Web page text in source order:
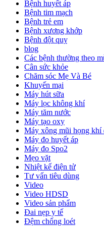
Bệnh huyết áp
Bệnh tim mạch
Bệnh trẻ em
Bệnh xương khớp
Bệnh đột quỵ
blog
Các bệnh thường theo
Cân sức khỏe
Chăm sóc Mẹ Và Bé
Khuyến mại
Máy hút sữa
Máy lọc không khí
Máy tăm nước
Máy tạo oxy
Máy xông mũi họng khí
Máy đo huyết áp
Máy đo Spo2
Mẹo vặt
Nhiệt kế điện tử
Tư vấn tiêu dùng
Video
Video HDSD
Video sản phẩm
Đai nẹp y tế
Đệm chống loét